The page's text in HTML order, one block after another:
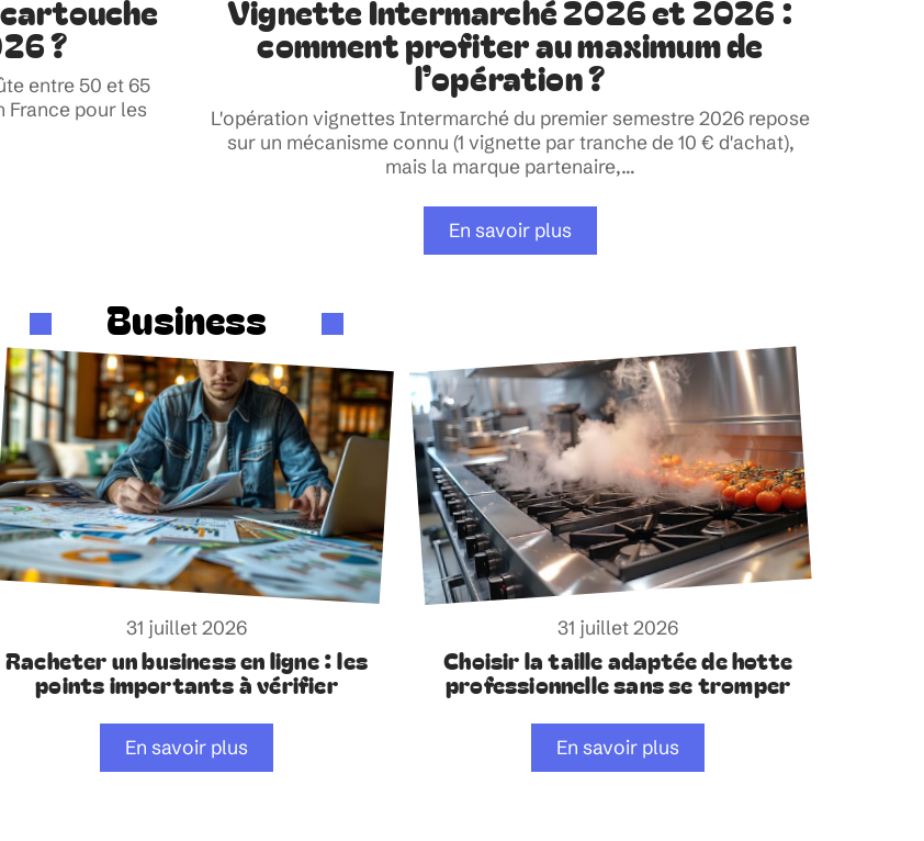
?
entre 50 et 65
France pour les
Vignette Intermarché 2026 et 2026 :
comment profiter au maximum de
l’opération ?
L'opération vignettes Intermarché du premier semestre 2026 repose
sur un mécanisme connu (1 vignette par tranche de 10 € d'achat),
mais la marque partenaire,…
En savoir plus
Business
31 juillet 2026
Racheter un business en ligne : les
points importants à vérifier
En savoir plus
31 juillet 2026
Choisir la taille adaptée de hotte
professionnelle sans se tromper
En savoir plus